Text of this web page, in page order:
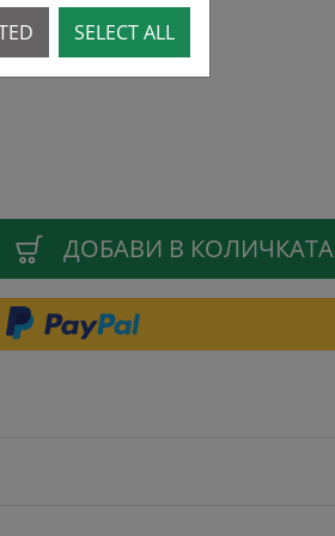
ДОБАВИ В КОЛИЧКАТА
SELECT ALL